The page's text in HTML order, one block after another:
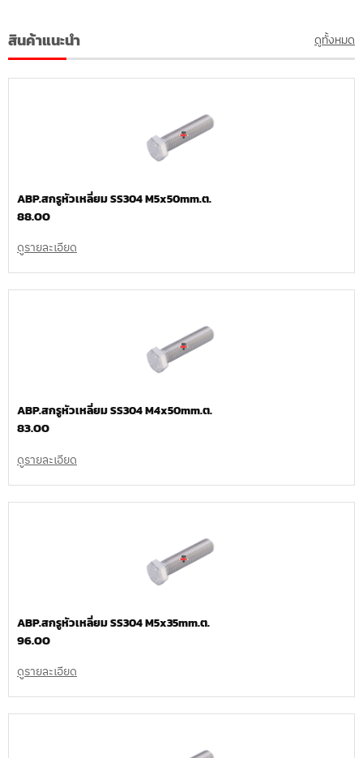
สินค้าแนะนำ ดูทั้งหมด
ABP.สกรูหัวเหลี่ยม SS304 M5x50mm.ต.
88.00
ดูรายละเอียด
ABP.สกรูหัวเหลี่ยม SS304 M4x50mm.ต.
83.00
ดูรายละเอียด
ABP.สกรูหัวเหลี่ยม SS304 M5x35mm.ต.
96.00
ดูรายละเอียด